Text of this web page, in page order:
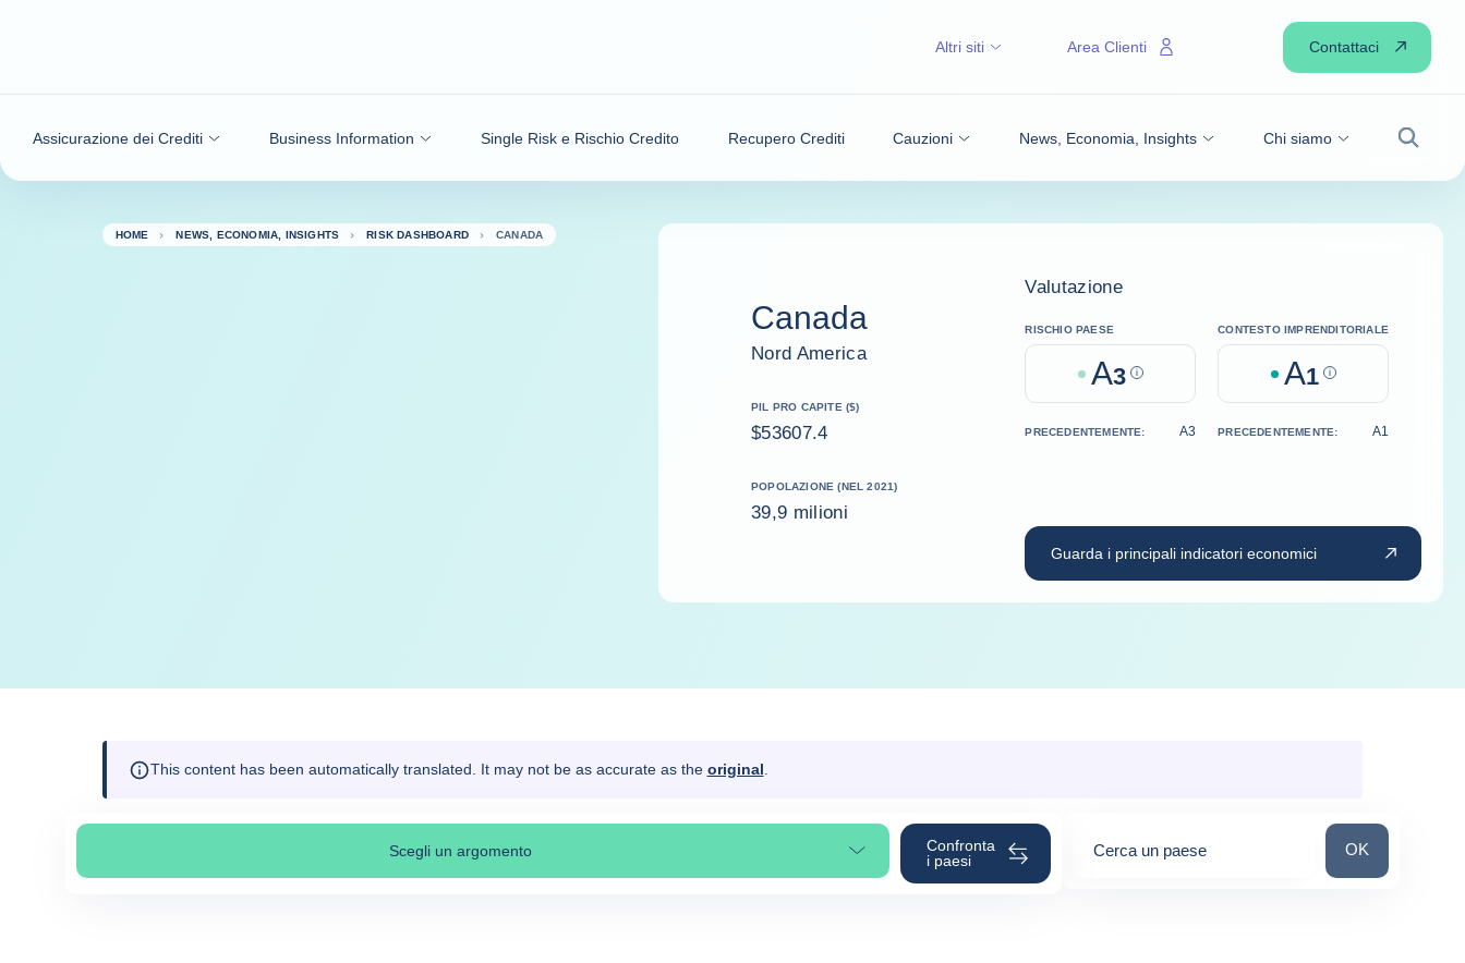
Assicurazione dei Crediti Business Information Single Risk e Rischio Credito Recupero Crediti Cauzioni News, Economia, Insights Chi siamo
Ricerca
Altri siti Area Clienti Contattaci
HOME NEWS, ECONOMIA, INSIGHTS RISK DASHBOARD CANADA
Canada
Nord America
PIL PRO CAPITE ($)
$53607.4
POPOLAZIONE (NEL 2021)
39,9 milioni
Valutazione
RISCHIO PAESE
A3 Help
CONTESTO IMPRENDITORIALE
A1 Help
PRECEDENTEMENTE: A3 PRECEDENTEMENTE: A1
Guarda i principali indicatori economici
This content has been automatically translated. It may not be as accurate as the original
Scegli un argomento
Seleziona una sezione
Confronta
i paesi
Cerca un paese Cerca un paese
OK